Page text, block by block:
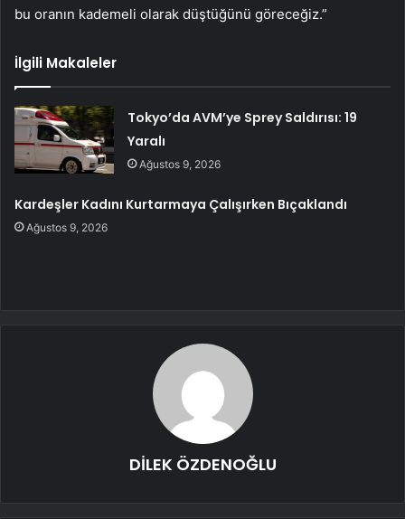
bu oranın kademeli olarak düştüğünü göreceğiz.”
İlgili Makaleler
Tokyo’da AVM’ye Sprey Saldırısı: 19
Yaralı
Ağustos 9, 2026
Kardeşler Kadını Kurtarmaya Çalışırken Bıçaklandı
Ağustos 9, 2026
DİLEK ÖZDENOĞLU